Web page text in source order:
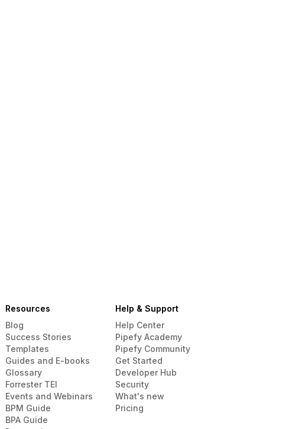
Resources
Blog
Success Stories
Templates
Guides and E-books
Glossary
Forrester TEI
Events and Webinars
BPM Guide
BPA Guide
Help & Support
Help Center
Pipefy Academy
Pipefy Community
Get Started
Developer Hub
Security
What's new
Pricing